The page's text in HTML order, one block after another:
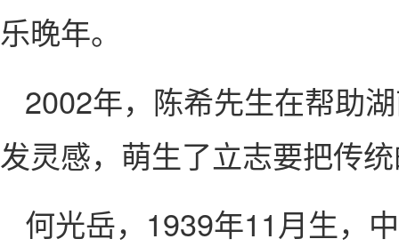
乐晚年。
2002年，陈希先生在帮助
发灵感，萌生了立志要把传
何光岳，1939年11月生，